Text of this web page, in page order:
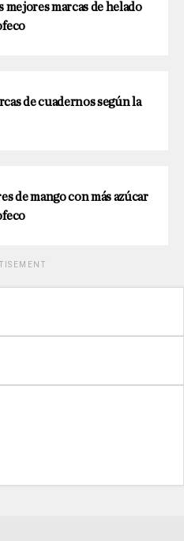
mejores marcas de helado
de cuadernos según la
de mango con más azúcar